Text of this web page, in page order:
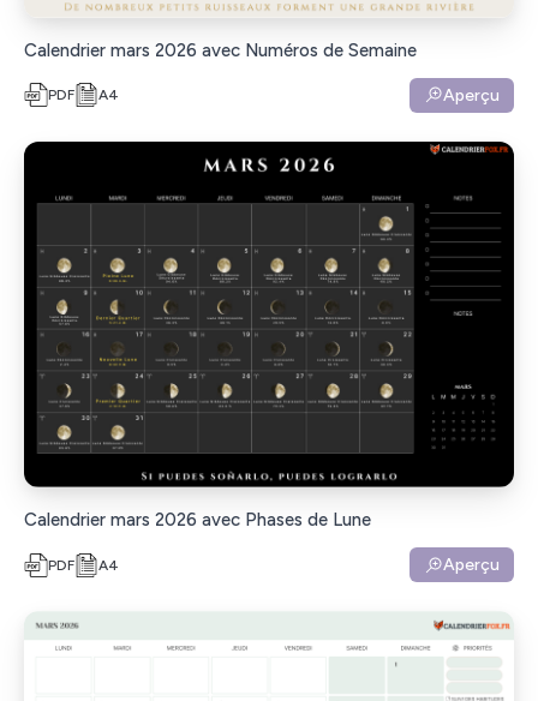
Calendrier mars 2026 avec Numéros de Semaine
PDF A4 Aperçu
Calendrier mars 2026 avec Phases de Lune
PDF A4 Aperçu